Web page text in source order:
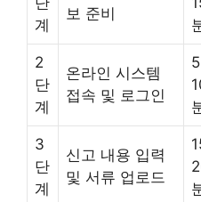
계
보 준비
2
단
계
온라인 시스템
접속 및 로그인
3
단
계
신고 내용 입력
및 서류 업로드